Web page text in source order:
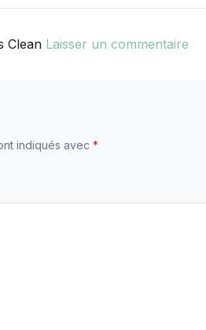
Clean Laisser un commentaire
indiqués avec *